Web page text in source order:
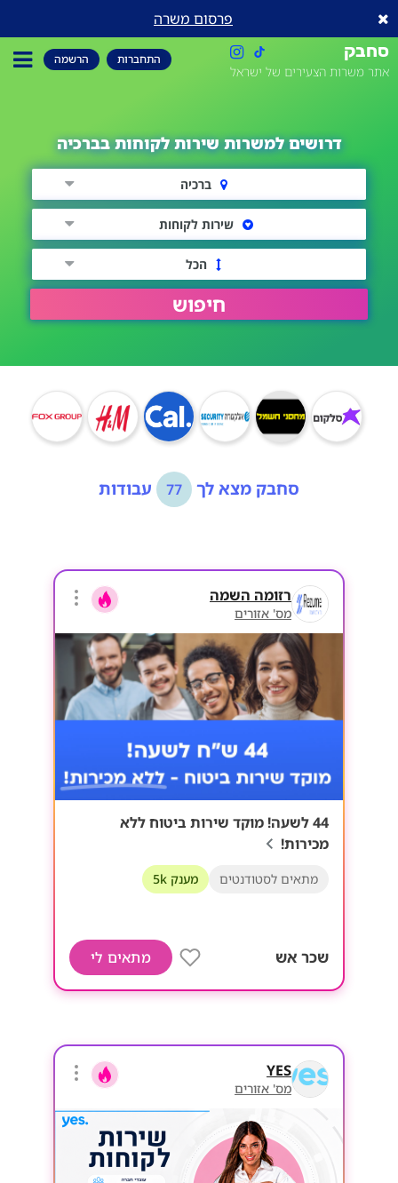
פרסום משרה
סחבק
אתר משרות הצעירים של ישראל
התחברות הרשמה
דרושים למשרות שירות לקוחות בברכיה
ברכיה
שירות לקוחות
הכל
חיפוש
סחבק מצא לך 77 עבודות
רזומה השמה
מס' אזורים
44 לשעה! מוקד שירות ביטוח ללא
מכירות!
מתאים לסטודנטים מענק 5k
שכר אש מתאים לי
YES
מס' אזורים